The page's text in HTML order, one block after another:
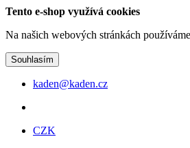
Tento e-shop využívá cookies
Na našich webových stránkách
Souhlasím
kaden@kaden.cz
CZK